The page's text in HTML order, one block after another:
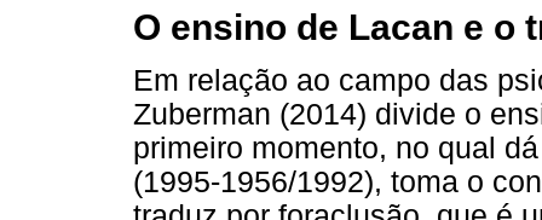
O ensino de Lacan e o
Em relação ao campo das
Zuberman (2014) divide o
primeiro momento, no qual
(1995-1956/1992), toma o